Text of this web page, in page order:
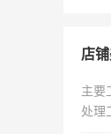
店
主要
处理